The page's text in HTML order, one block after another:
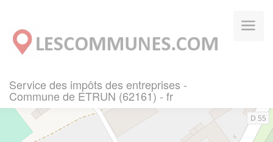
Service des impôts des entreprises -
Commune de ETRUN (62161) - fr